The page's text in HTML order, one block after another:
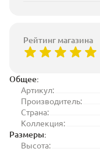
Общее:
Артикул:
Производитель:
Страна:
Коллекция:
Размеры:
Высота:
Рейтинг магазина